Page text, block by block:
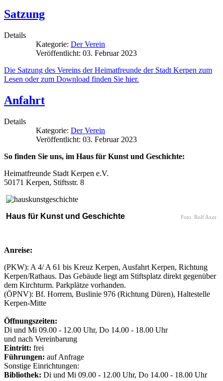
Satzung
Details
Kategorie: Der Verein
Veröffentlicht: 03. Februar 2023
Die Satzung des Vereins der Heimatfreunde der Stadt Kerpen zum
Lesen oder zum Download finden Sie hier.
Anfahrt
Details
Kategorie: Der Verein
Veröffentlicht: 03. Februar 2023
So finden Sie uns, im Haus für Kunst und Geschichte:
Heimatfreunde Stadt Kerpen e.V.
50171 Kerpen, Stiftsstr. 8
Haus für Kunst und Geschichte Foto: Rolf Axer
Anreise:
(PKW): A 4/ A 61 bis Kreuz Kerpen, Ausfahrt Kerpen, Richtung
Kerpen/Rathaus. Das Gebäude liegt am Stiftsplatz direkt gegenüber
dem Kirchturm. Parkplätze vorhanden.
(ÖPNV): Bf. Horrem, Buslinie 976 (Richtung Düren), Haltestelle
Kerpen-Mitte
Öffnungszeiten:
Di und Mi 09.00 - 12.00 Uhr, Do 14.00 - 18.00 Uhr
und nach Vereinbarung
Eintritt: frei
Führungen: auf Anfrage
Sonstige Einrichtungen:
Bibliothek: Di und Mi 09.00 - 12.00 Uhr, Do 14.00 - 18.00 Uhr